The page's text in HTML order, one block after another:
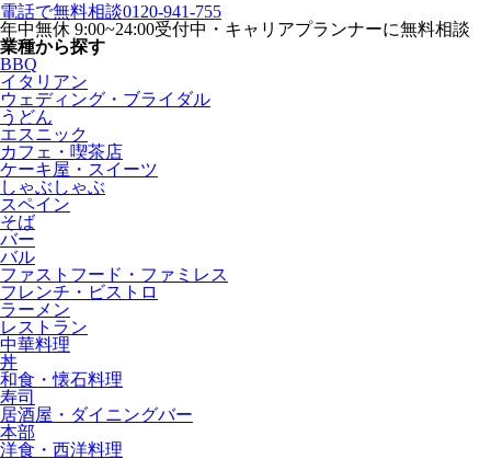
電話で無料相談0120-941-755
年中無休 9:00~24:00受付中・キャリアプランナーに無料相談
業種から探す
BBQ
イタリアン
ウェディング・ブライダル
うどん
エスニック
カフェ・喫茶店
ケーキ屋・スイーツ
しゃぶしゃぶ
スペイン
そば
バー
バル
ファストフード・ファミレス
フレンチ・ビストロ
ラーメン
レストラン
中華料理
丼
和食・懐石料理
寿司
居酒屋・ダイニングバー
本部
洋食・西洋料理